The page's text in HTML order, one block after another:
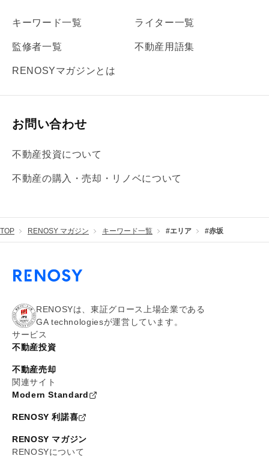
キーワード一覧 ライター一覧
監修者一覧 不動産用語集
RENOSYマガジンとは
お問い合わせ
不動産投資について
不動産の購入・売却・リノベについて
TOP RENOSY マガジン キーワード一覧 #エリア #赤坂
RENOSYは、東証グロース上場企業である
GA technologiesが運営しています。
サービス
不動産投資
不動産売却
関連サイト
Modern Standard
RENOSY 利諾喜
RENOSY マガジン
RENOSYについて